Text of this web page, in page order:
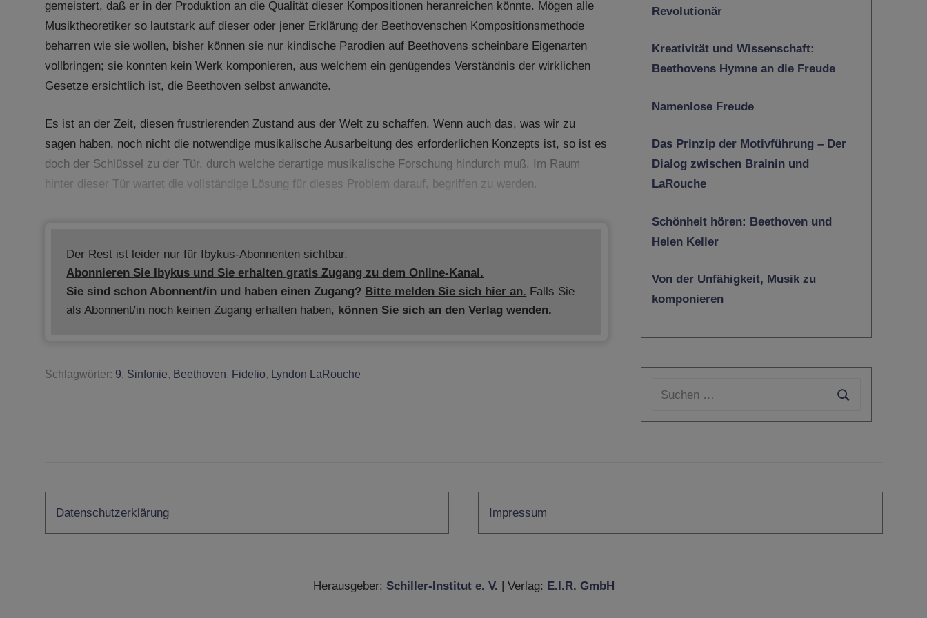
gemeistert, daß er in der Produktion an die Qualität dieser Kompositionen heranreichen könnte. Mögen alle
Musiktheoretiker so lautstark auf dieser oder jener Erklärung der Beethovenschen Kompositionsmethode
beharren wie sie wollen, bisher können sie nur kindische Parodien auf Beethovens scheinbare Eigenarten
vollbringen; sie konnten kein Werk komponieren, aus welchem ein genügendes Verständnis der wirklichen
Gesetze ersichtlich ist, die Beethoven selbst anwandte.
Es ist an der Zeit, diesen frustrierenden Zustand aus der Welt zu schaffen. Wenn auch das, was wir zu
sagen haben, noch nicht die notwendige musikalische Ausarbeitung des erforderlichen Konzepts ist, so ist es
doch der Schlüssel zu der Tür, durch welche derartige musikalische Forschung hindurch muß. Im Raum
hinter dieser Tür wartet die vollständige Lösung für dieses Problem darauf, begriffen zu werden.
Der Rest ist leider nur für Ibykus-Abonnenten sichtbar.
Abonnieren Sie Ibykus und Sie erhaltengratis Zugang zu dem Online-Kanal.
Sie sind schon Abonnent/in und haben einen Zugang? Bitte melden Sie sich hier an. Falls Sie
als Abonnent/in noch keinen Zugang erhalten haben, können Sie sich an den Verlag wenden.
Schlagwörter: 9. Sinfonie, Beethoven, Fidelio, Lyndon LaRouche
Revolutionär
Kreativität und Wissenschaft:
Beethovens Hymne an die Freude
Namenlose Freude
Das Prinzip der Motivführung – Der
Dialog zwischen Brainin und
LaRouche
Schönheit hören: Beethoven und
Helen Keller
Von der Unfähigkeit, Musik zu
komponieren
Suchen
Datenschutzerklärung Impressum
Herausgeber: Schiller-Institut e. V. | Verlag: E.I.R. GmbH